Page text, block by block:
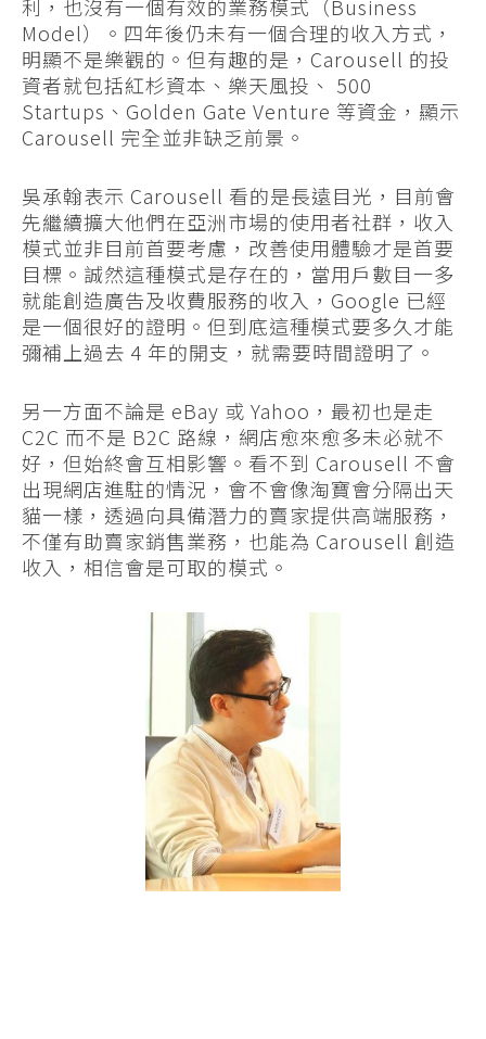
利，也沒有一個有效的業務模式（Business
Model）。四年後仍未有一個合理的收入方式，
明顯不是樂觀的。但有趣的是，Carousell 的投
資者就包括紅杉資本、樂天風投、 500
Startups、Golden Gate Venture 等資金，顯示
Carousell 完全並非缺乏前景。
吳承翰表示 Carousell 看的是長遠目光，目前會
先繼續擴大他們在亞洲市場的使用者社群，收入
模式並非目前首要考慮，改善使用體驗才是首要
目標。誠然這種模式是存在的，當用戶數目一多
就能創造廣告及收費服務的收入，Google 已經
是一個很好的證明。但到底這種模式要多久才能
彌補上過去 4 年的開支，就需要時間證明了。
另一方面不論是 eBay 或 Yahoo，最初也是走
C2C 而不是 B2C 路線，網店愈來愈多未必就不
好，但始終會互相影響。看不到 Carousell 不會
出現網店進駐的情況，會不會像淘寶會分隔出天
貓一樣，透過向具備潛力的賣家提供高端服務，
不僅有助賣家銷售業務，也能為 Carousell 創造
收入，相信會是可取的模式。